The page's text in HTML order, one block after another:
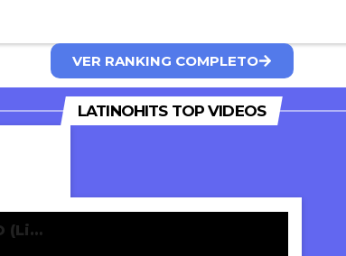
VER RANKING COMPLETO
LATINOHITS TOP VIDEOS
KAROL G, Tiësto - CONTIGO (Live Version)